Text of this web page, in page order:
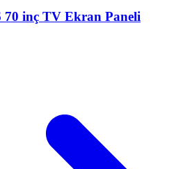
70 inç TV Ekran Paneli